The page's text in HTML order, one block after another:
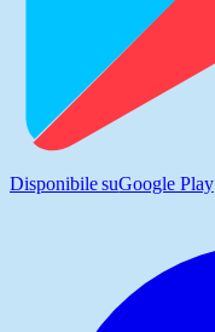
Disponibile suGoogle Play